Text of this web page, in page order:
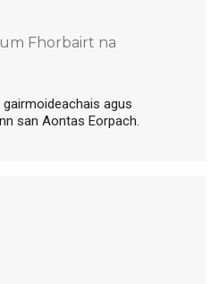
Fhorbairt na
agus
san Aontas Eorpach.